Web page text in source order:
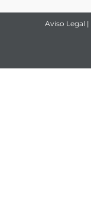
Aviso Legal |